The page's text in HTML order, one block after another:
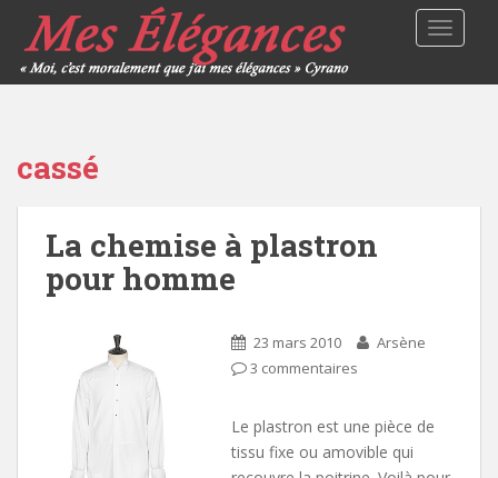
cassé
La chemise à plastron
pour homme
23 mars 2010
Arsène
3 commentaires
Le plastron est une pièce de
tissu fixe ou amovible qui